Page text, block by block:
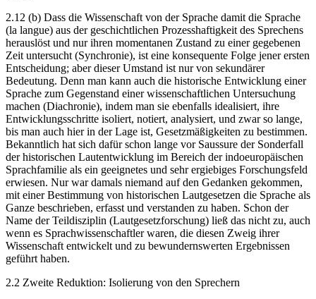
2.12 (b) Dass die Wissenschaft von der Sprache damit die Sprache
(la langue) aus der geschichtlichen Prozesshaftigkeit des Sprechens
herauslöst und nur ihren momentanen Zustand zu einer gegebenen
Zeit untersucht (Synchronie), ist eine konsequente Folge jener ersten
Entscheidung; aber dieser Umstand ist nur von sekundärer
Bedeutung. Denn man kann auch die historische Entwicklung einer
Sprache zum Gegenstand einer wissenschaftlichen Untersuchung
machen (Diachronie), indem man sie ebenfalls idealisiert, ihre
Entwicklungsschritte isoliert, notiert, analysiert, und zwar so lange,
bis man auch hier in der Lage ist, Gesetzmäßigkeiten zu bestimmen.
Bekanntlich hat sich dafür schon lange vor Saussure der Sonderfall
der historischen Lautentwicklung im Bereich der indoeuropäischen
Sprachfamilie als ein geeignetes und sehr ergiebiges Forschungsfeld
erwiesen. Nur war damals niemand auf den Gedanken gekommen,
mit einer Bestimmung von historischen Lautgesetzen die Sprache als
Ganze beschrieben, erfasst und verstanden zu haben. Schon der
Name der Teildisziplin (Lautgesetzforschung) ließ das nicht zu, auch
wenn es Sprachwissenschaftler waren, die diesen Zweig ihrer
Wissenschaft entwickelt und zu bewundernswerten Ergebnissen
geführt haben.
2.2 Zweite Reduktion: Isolierung von den Sprechern